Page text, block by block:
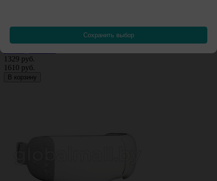
Сохранить выбор
Массажная накидка Renewed body
1329 руб.
1610 руб.
В корзину